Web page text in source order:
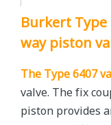
Burkert Type
way piston
The Type 6407
valve. The fix
piston provides